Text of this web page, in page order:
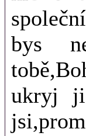
bys
ukryj